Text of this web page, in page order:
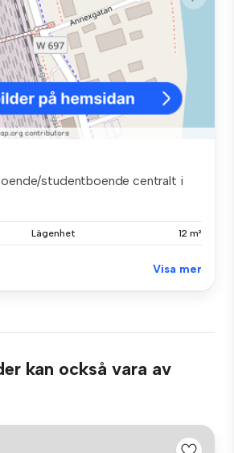
studentboende centralt i
Lägenhet 12 m²
Visa mer
kan också vara av